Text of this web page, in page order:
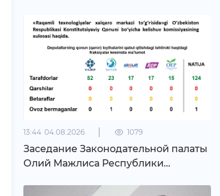
13:44 04.08.2026 1079
Заседание Законодательной палаты
Олий Мажлиса Республики